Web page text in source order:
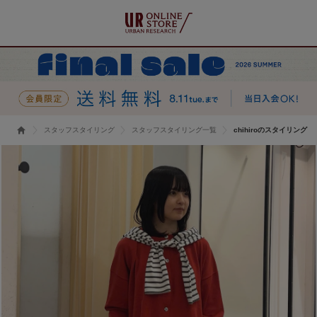
スタッフスタイリング スタッフスタイリング一覧 chihiroのスタイリング